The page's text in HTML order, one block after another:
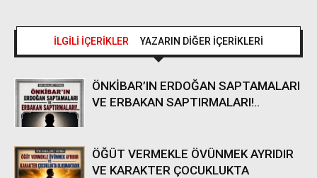
İLGİLİ İÇERİKLER YAZARIN DİĞER İÇERİKLERİ
ÖNKİBAR’IN ERDOĞAN SAPTAMALARI
VE ERBAKAN SAPTIRMALARI!..
ÖĞÜT VERMEKLE ÖVÜNMEK AYRIDIR
VE KARAKTER ÇOCUKLUKTA